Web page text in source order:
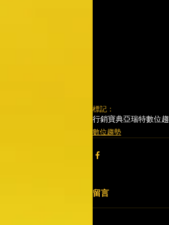
標記：
行銷寶典亞瑞特數位
數位趨勢
留言